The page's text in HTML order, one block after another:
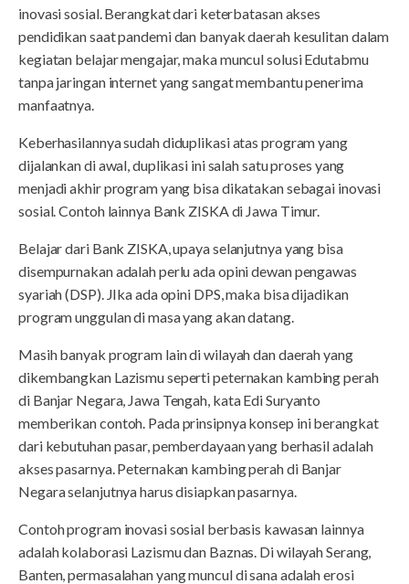
inovasi sosial. Berangkat dari keterbatasan akses
pendidikan saat pandemi dan banyak daerah kesulitan dalam
kegiatan belajar mengajar, maka muncul solusi Edutabmu
tanpa jaringan internet yang sangat membantu penerima
manfaatnya.
Keberhasilannya sudah diduplikasi atas program yang
dijalankan di awal, duplikasi ini salah satu proses yang
menjadi akhir program yang bisa dikatakan sebagai inovasi
sosial. Contoh lainnya Bank ZISKA di Jawa Timur.
Belajar dari Bank ZISKA, upaya selanjutnya yang bisa
disempurnakan adalah perlu ada opini dewan pengawas
syariah (DSP). JIka ada opini DPS, maka bisa dijadikan
program unggulan di masa yang akan datang.
Masih banyak program lain di wilayah dan daerah yang
dikembangkan Lazismu seperti peternakan kambing perah
di Banjar Negara, Jawa Tengah, kata Edi Suryanto
memberikan contoh. Pada prinsipnya konsep ini berangkat
dari kebutuhan pasar, pemberdayaan yang berhasil adalah
akses pasarnya. Peternakan kambing perah di Banjar
Negara selanjutnya harus disiapkan pasarnya.
Contoh program inovasi sosial berbasis kawasan lainnya
adalah kolaborasi Lazismu dan Baznas. Di wilayah Serang,
Banten, permasalahan yang muncul di sana adalah erosi